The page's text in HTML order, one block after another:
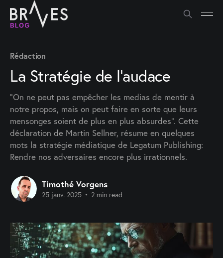
Rédaction
La Stratégie de l'audace
"On ne peut pas empêcher les medias de mentir à
notre propos, mais on peut faire en sorte que leurs
mensonges soient de plus en plus absurdes". Cette
déclaration de Martin Sellner, résume en quelques
mots la stratégie médiatique de Legatum Publishing:
Rendre nos adversaires encore plus irrationnels.
Timothé Vorgens
25 janv. 2025 • 2 min read